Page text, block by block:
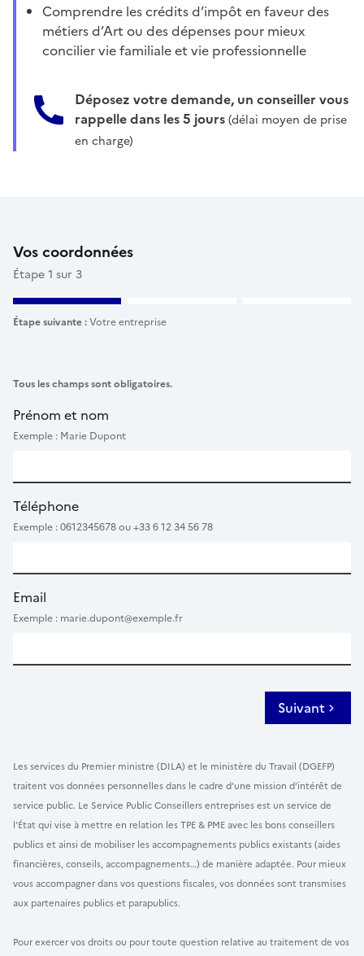
Comprendre les crédits d’impôt en faveur des
métiers d’Art ou des dépenses pour mieux
concilier vie familiale et vie professionnelle
Déposez votre demande, un conseiller vous
rappelle dans les 5 jours(délai moyen de prise
en charge)
Étape 1 sur 3
Vos coordonnées
Étape suivante :Votre entreprise
Tous les champs sont obligatoires.
Prénom et nom
Exemple : Marie Dupont
Téléphone
Exemple : 0612345678 ou +33 6 12 34 56 78
Email
Exemple : marie.dupont@exemple.fr
Suivant
Les services du Premier ministre (DILA) et le ministère du Travail (DGEFP)
traitent vos données personnelles dans le cadre d’une mission d’intérêt de
service public. Le Service Public Conseillers entreprises est un service de
l’État qui vise à mettre en relation les TPE & PME avec les bons conseillers
publics et ainsi de mobiliser les accompagnements publics existants (aides
financières, conseils, accompagnements…) de manière adaptée. Pour mieux
vous accompagner dans vos questions fiscales, vos données sont transmises
aux partenaires publics et parapublics.
Pour exercer vos droits ou pour toute question relative au traitement de vos